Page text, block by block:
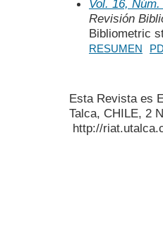
Vol. 16,
Revisión
Bibliometric
RESUMEN
Esta Revista es
Talca, CHILE, 2
http://